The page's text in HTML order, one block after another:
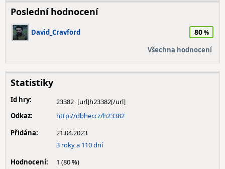
Poslední hodnocení
David_Cravford 80
Všechna hodnocení
Statistiky
Id hry:
23382
Odkaz:
http://dbher.cz/h23382
Přidána:
21.04.2023
3 roky a 110 dní
Hodnocení:
1 (80 %)